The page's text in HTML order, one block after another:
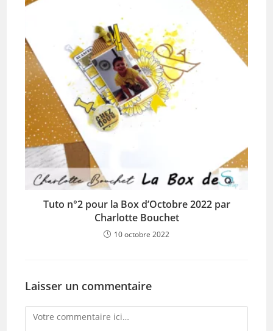
Tuto n°2 pour la Box d’Octobre 2022 par
Charlotte Bouchet
10 octobre 2022
Laisser un commentaire
Comment